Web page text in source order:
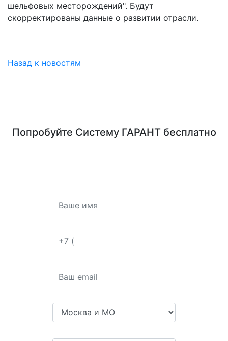
шельфовых месторождений". Будут
скорректированы данные о развитии отрасли.
Назад к новостям
Попробуйте Систему ГАРАНТбесплатно